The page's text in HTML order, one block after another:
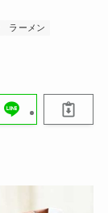
ラーメン